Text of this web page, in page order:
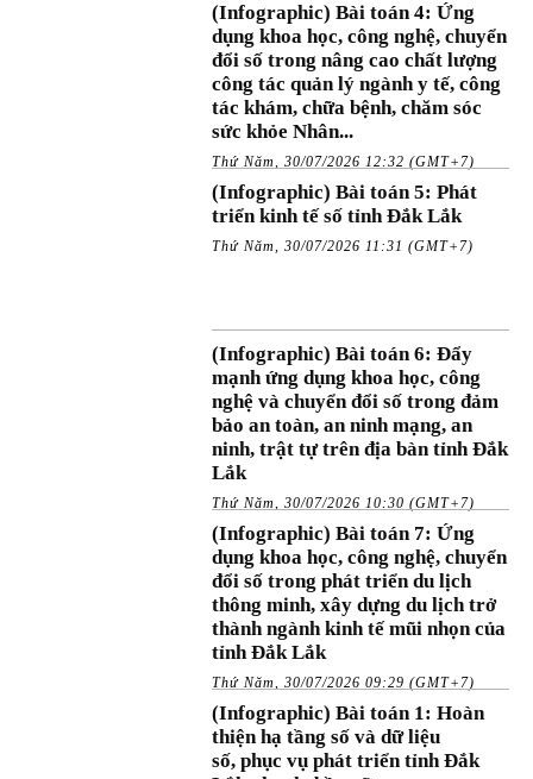
(Infographic) Bài toán 4: Ứng
dụng khoa học, công nghệ, chuyển
đổi số trong nâng cao chất lượng
công tác quản lý ngành y tế, công
tác khám, chữa bệnh, chăm sóc
sức khỏe Nhân...
Thứ Năm, 30/07/2026 12:32 (GMT+7)
(Infographic) Bài toán 5: Phát
triển kinh tế số tỉnh Đắk Lắk
Thứ Năm, 30/07/2026 11:31 (GMT+7)
(Infographic) Bài toán 6: Đẩy
mạnh ứng dụng khoa học, công
nghệ và chuyển đổi số trong đảm
bảo an toàn, an ninh mạng, an
ninh, trật tự trên địa bàn tỉnh Đắk
Lắk
Thứ Năm, 30/07/2026 10:30 (GMT+7)
(Infographic) Bài toán 7: Ứng
dụng khoa học, công nghệ, chuyển
đổi số trong phát triển du lịch
thông minh, xây dựng du lịch trở
thành ngành kinh tế mũi nhọn của
tỉnh Đắk Lắk
Thứ Năm, 30/07/2026 09:29 (GMT+7)
(Infographic) Bài toán 1: Hoàn
thiện hạ tầng số và dữ liệu
số, phục vụ phát triển tỉnh Đắk